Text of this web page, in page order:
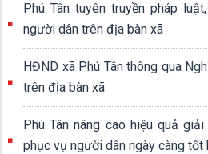
Phú Tân tuyên truyền pháp
người dân trên địa bàn xã
HĐND xã Phú Tân thông qua
trên địa bàn xã
Phú Tân nâng cao hiệu quả
phục vụ người dân ngày càng tốt